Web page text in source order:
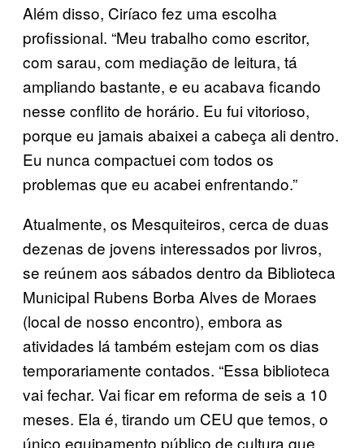
Além disso, Ciríaco fez uma escolha
profissional. “Meu trabalho como escritor,
com sarau, com mediação de leitura, tá
ampliando bastante, e eu acabava ficando
nesse conflito de horário. Eu fui vitorioso,
porque eu jamais abaixei a cabeça ali dentro.
Eu nunca compactuei com todos os
problemas que eu acabei enfrentando.”
Atualmente, os Mesquiteiros, cerca de duas
dezenas de jovens interessados por livros,
se reúnem aos sábados dentro da Biblioteca
Municipal Rubens Borba Alves de Moraes
(local de nosso encontro), embora as
atividades lá também estejam com os dias
temporariamente contados. “Essa biblioteca
vai fechar. Vai ficar em reforma de seis a 10
meses. Ela é, tirando um CEU que temos, o
único equipamento público de cultura que